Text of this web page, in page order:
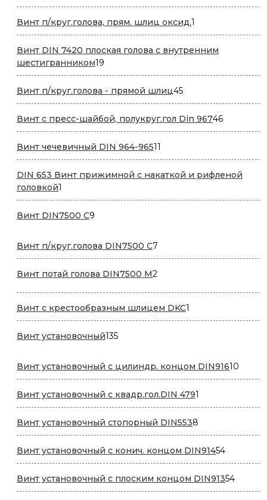
товаров
Винт п/круг.голова, прям. шлиц оксид.1
товар
Винт DIN 7420 плоская голова с внутренним
шестигранником19
товаров
Винт п/круг.голова - прямой шлиц4545
товаров
Винт с пресс-шайбой, полукруг.гол Din 9674646
товаров
Винт чечевичный DIN 964-96511
товаров
DIN 653 Винт прижимной с накаткой и рифленой
головкой1
товар
Винт DIN7500 С9
Винт п/круг.голова DIN7500 С7
товаров
Винт потай голова DIN7500 М2
Винт с крестообразным шлицем DKC1
товар
Винт установочный135135
Винт установочный с цилиндр. концом DIN91610
Винт установочный с квадр.гол.DIN 4791
товар
Винт установочный стопорный DIN5538
товаров
Винт установочный с конич. концом DIN9145454
товара
Винт установочный с плоским концом DIN9135454
товара